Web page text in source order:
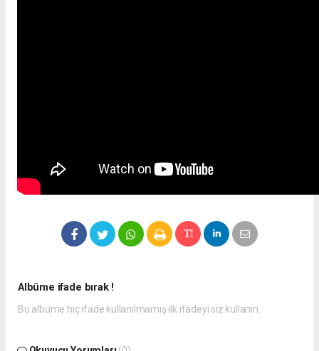
Albüme ifade bırak !
Bu albüme hiç ifade kullanılmamış ilk ifadeyi siz kullanın.